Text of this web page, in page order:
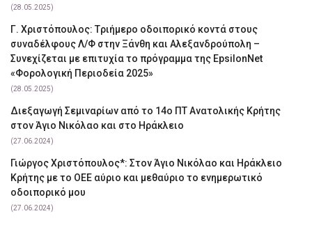
(28.05.2025)
Γ. Χριστόπουλος: Tριήμερο οδοιπορικό κοντά στους
συναδέλφους Λ/Φ στην Ξάνθη και Αλεξανδρούπολη –
Συνεχίζεται με επιτυχία το πρόγραμμα της EpsilonNet
«Φορολογική Περιοδεία 2025»
(28.05.2025)
Διεξαγωγή Σεμιναρίων από το 14ο ΠΤ Ανατολικής Κρήτης
στον Άγιο Νικόλαο και στο Ηράκλειο
(27.06.2024)
Γιώργος Χριστόπουλος*: Στον Άγιο Νικόλαο και Ηράκλειο
Κρήτης με το ΟΕΕ αύριο και μεθαύριο το ενημερωτικό
οδοιπορικό μου
(27.06.2024)